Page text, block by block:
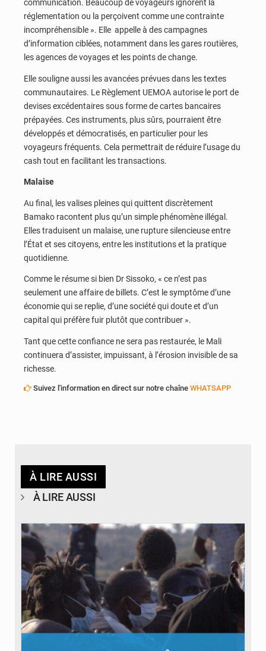
communication. Beaucoup de voyageurs ignorent la
réglementation ou la perçoivent comme une contrainte
incompréhensible ». Elle appelle à des campagnes
d’information ciblées, notamment dans les gares routières,
les agences de voyages et les points de change.
Elle souligne aussi les avancées prévues dans les textes
communautaires. Le Règlement UEMOA autorise le port de
devises excédentaires sous forme de cartes bancaires
prépayées. Ces instruments, plus sûrs, pourraient être
développés et démocratisés, en particulier pour les
voyageurs fréquents. Cela permettrait de réduire l’usage du
cash tout en facilitant les transactions.
Malaise
Au final, les valises pleines qui quittent discrètement
Bamako racontent plus qu’un simple phénomène illégal.
Elles traduisent un malaise, une rupture silencieuse entre
l’État et ses citoyens, entre les institutions et la pratique
quotidienne.
Comme le résume si bien Dr Sissoko, « ce n’est pas
seulement une affaire de billets. C’est le symptôme d’une
économie qui se replie, d’une société qui doute et d’un
capital qui préfère fuir plutôt que contribuer ».
Tant que cette confiance ne sera pas restaurée, le Mali
continuera d’assister, impuissant, à l’érosion invisible de sa
richesse.
Suivez l'information en direct sur notre chaîne WHATSAPP
À LIRE AUSSI
À LIRE AUSSI
© OIM